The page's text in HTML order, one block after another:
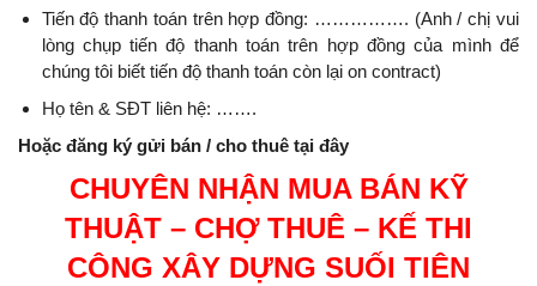
Tiến độ thanh toán trên hợp đồng: ……………. (Anh / chị vui
lòng chụp tiến độ thanh toán trên hợp đồng của mình để
chúng tôi biết tiến độ thanh toán còn lại on contract)
Họ tên & SĐT liên hệ: …….
Hoặc đăng ký gửi bán / cho thuê tại đây
CHUYÊN NHẬN MUA BÁN KỸ
THUẬT – CHỢ THUÊ – KẾ THI
CÔNG XÂY DỰNG SUỐI TIÊN